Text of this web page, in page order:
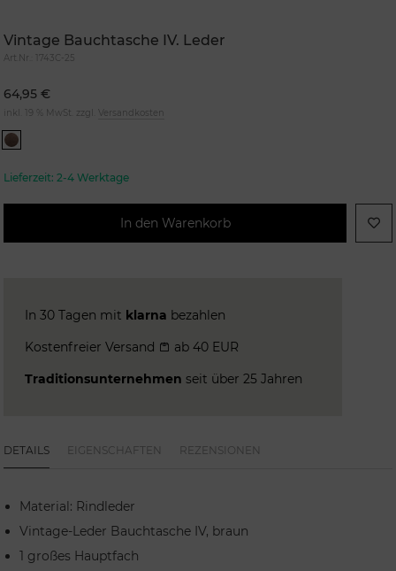
Vintage Bauchtasche IV. Leder
Art.Nr.: 1743C-25
64,95 €
inkl. 19 % MwSt. zzgl. Versandkosten
Lieferzeit: 2-4 Werktage
In den Warenkorb
In 30 Tagen mit klarna bezahlen
Kostenfreier Versand
ab 40 EUR
Traditionsunternehmen seit über 25 Jahren
DETAILS EIGENSCHAFTEN REZENSIONEN
Material: Rindleder
Vintage-Leder Bauchtasche IV, braun
1 großes Hauptfach